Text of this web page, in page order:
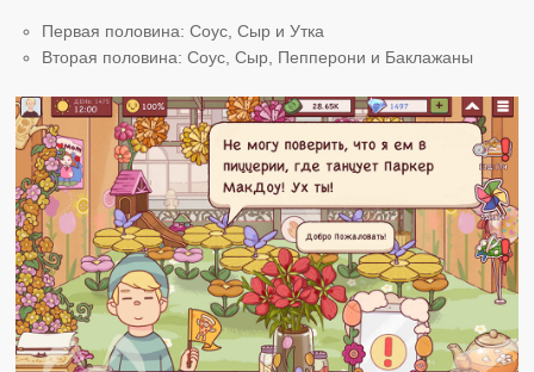
Первая половина: Соус, Сыр и Утка
Вторая половина: Соус, Сыр, Пепперони и Баклажаны